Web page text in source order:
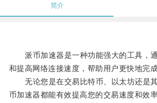
简介
派币加速器是一种功能强大的工具，
和提高网络连接速度，帮助用户更快地完
无论您是在交易比特币、以太坊还是
币加速器都能有效提高您的交易速度和效率